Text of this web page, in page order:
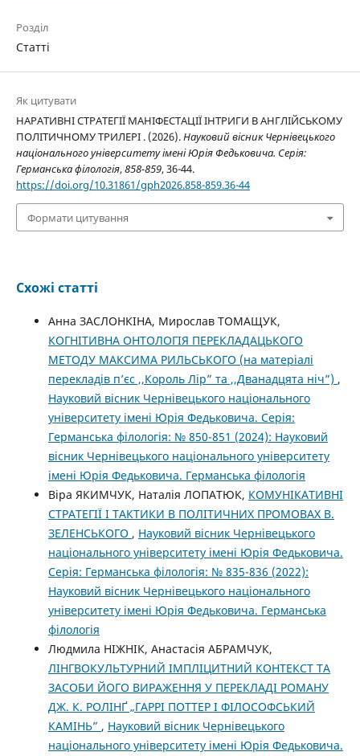
Розділ
Статті
Як цитувати
НАРАТИВНІ СТРАТЕГІЇ МАНІФЕСТАЦІЇ ІНТРИГИ В АНГЛІЙСЬКОМУ
ПОЛІТИЧНОМУ ТРИЛЕРІ . (2026).Науковий вісник Чернівецького
національного університету імені Юрія Федьковича. Серія:
Германська філологія,858-859, 36-44.
https://doi.org/10.31861/gph2026.858-859.36-44
Формати цитування
Схожі статті
Анна ЗАСЛОНКІНА, Мирослав ТОМАЩУК,
КОГНІТИВНА ОНТОЛОГІЯ ПЕРЕКЛАДАЦЬКОГО
МЕТОДУ МАКСИМА РИЛЬСЬКОГО (на матеріалі
перекладів п’єс ,,Король Лір” та ,,Дванадцята ніч”) ,
Науковий вісник Чернівецького національного
університету імені Юрія Федьковича. Серія:
Германська філологія: № 850-851 (2024): Науковий
вісник Чернівецького національного університету
імені Юрія Федьковича. Германська філологія
Віра ЯКИМЧУК, Наталія ЛОПАТЮК, КОМУНІКАТИВНІ
СТРАТЕГІЇ І ТАКТИКИ В ПОЛІТИЧНИХ ПРОМОВАХ В.
ЗЕЛЕНСЬКОГО , Науковий вісник Чернівецького
національного університету імені Юрія Федьковича.
Серія: Германська філологія: № 835-836 (2022):
Науковий вісник Чернівецького національного
університету імені Юрія Федьковича. Германська
філологія
Людмила НІЖНІК, Анастасія АБРАМЧУК,
ЛІНГВОКУЛЬТУРНИЙ ІМПЛІЦИТНИЙ КОНТЕКСТ ТА
ЗАСОБИ ЙОГО ВИРАЖЕННЯ У ПЕРЕКЛАДІ РОМАНУ
ДЖ. К. РОЛІНҐ „ГАРРІ ПОТТЕР І ФІЛОСОФСЬКИЙ
КАМІНЬ” , Науковий вісник Чернівецького
національного університету імені Юрія Федьковича.